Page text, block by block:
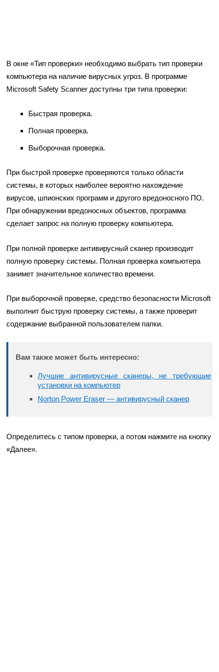
В окне «Тип проверки» необходимо выбрать тип проверки
компьютера на наличие вирусных угроз. В программе
Microsoft Safety Scanner доступны три типа проверки:
Быстрая проверка.
Полная проверка.
Выборочная проверка.
При быстрой проверке проверяются только области
системы, в которых наиболее вероятно нахождение
вирусов, шпионских программ и другого вредоносного ПО.
При обнаружении вредоносных объектов, программа
сделает запрос на полную проверку компьютера.
При полной проверке антивирусный сканер производит
полную проверку системы. Полная проверка компьютера
занимет значительное количество времени.
При выборочной проверке, средство безопасности Microsoft
выполнит быструю проверку системы, а также проверит
содержание выбранной пользователем папки.
Вам также может быть интересно:
Лучшие антивирусные сканеры, не требующие
установки на компьютер
Norton Power Eraser — антивирусный сканер
Определитесь с типом проверки, а потом нажмите на кнопку
«Далее».